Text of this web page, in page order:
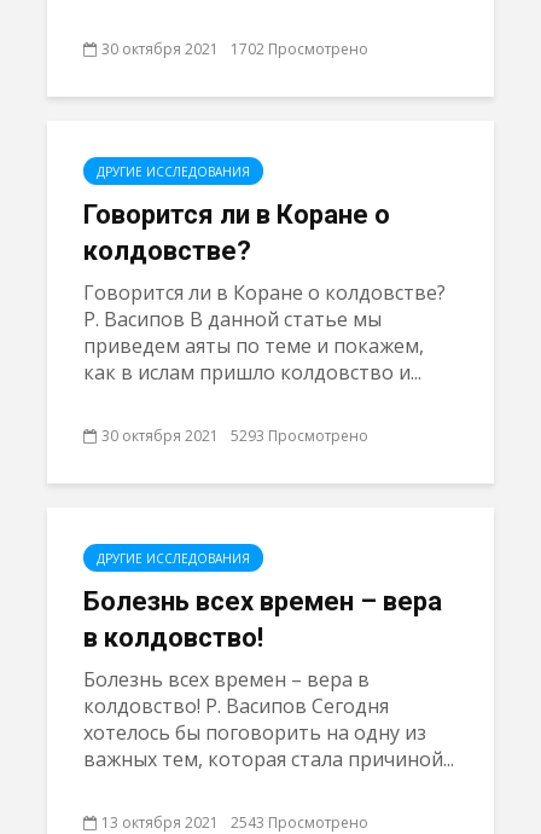
30 октября 2021 1702 Просмотрено
ДРУГИЕ ИССЛЕДОВАНИЯ
Говорится ли в Коране о
колдовстве?
Говорится ли в Коране о колдовстве?
Р. Васипов В данной статье мы
приведем аяты по теме и покажем,
как в ислам пришло колдовство и...
30 октября 2021 5293 Просмотрено
ДРУГИЕ ИССЛЕДОВАНИЯ
Болезнь всех времен – вера
в колдовство!
Болезнь всех времен – вера в
колдовство! Р. Васипов Сегодня
хотелось бы поговорить на одну из
важных тем, которая стала причиной...
13 октября 2021 2543 Просмотрено